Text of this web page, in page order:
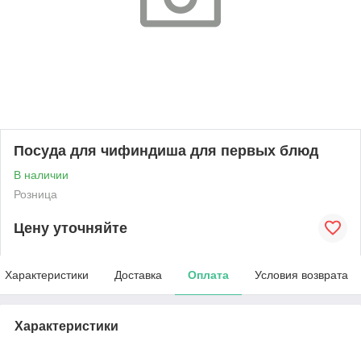
Посуда для чифиндиша для первых блюд
В наличии
Розница
Цену уточняйте
Характеристики Доставка Оплата Условия возврата
Характеристики